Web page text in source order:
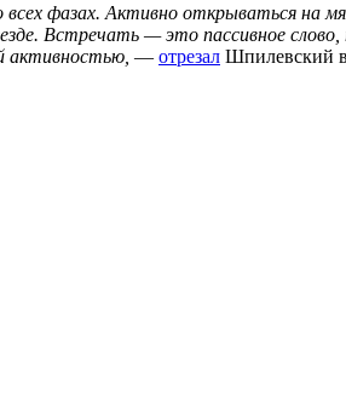
фазах. Активно открываться на
Встречать — это пассивное
— отрезал Шпилевский в